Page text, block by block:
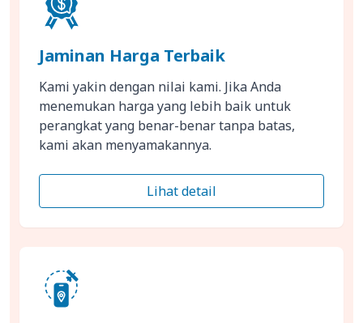
Jaminan Harga Terbaik
Kami yakin dengan nilai kami. Jika Anda
menemukan harga yang lebih baik untuk
perangkat yang benar-benar tanpa batas,
kami akan menyamakannya.
Lihat detail